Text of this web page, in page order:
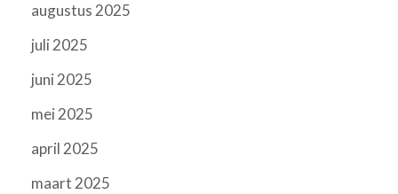
augustus 2025
juli 2025
juni 2025
mei 2025
april 2025
maart 2025